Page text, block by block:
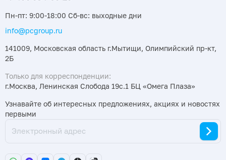
Пн-пт: 9:00-18:00 Сб-вс: выходные дни
info@pcgroup.ru
141009, Московская область г.Мытищи, Олимпийский пр-кт,
2Б
Только для корреспонденции:
г.Москва, Ленинская Слобода 19с.1 БЦ «Омега Плаза»
Узнавайте об интересных предложениях, акциях и новостях
первыми